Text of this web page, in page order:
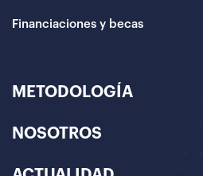
Financiaciones y becas
METODOLOGÍA
NOSOTROS